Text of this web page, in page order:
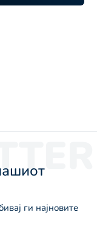
ги најновите